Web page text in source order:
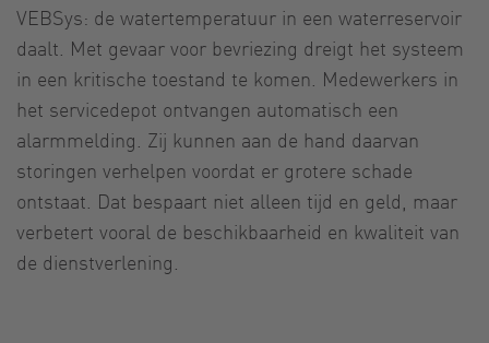
VEBSys: de watertemperatuur in een waterreservoir
daalt. Met gevaar voor bevriezing dreigt het systeem
in een kritische toestand te komen. Medewerkers in
het servicedepot ontvangen automatisch een
alarmmelding. Zij kunnen aan de hand daarvan
storingen verhelpen voordat er grotere schade
ontstaat. Dat bespaart niet alleen tijd en geld, maar
verbetert vooral de beschikbaarheid en kwaliteit van
de dienstverlening.